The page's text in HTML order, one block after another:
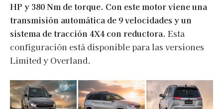
HP y 380 Nm de torque. Con este motor viene una
transmisión automática de 9 velocidades y un
sistema de tracción 4X4 con reductora. Esta
configuración está disponible para las versiones
Limited y Overland.